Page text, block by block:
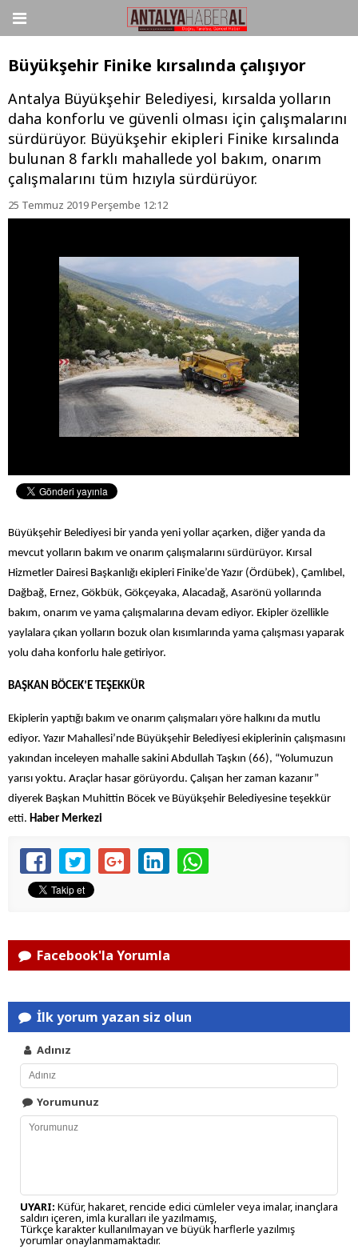
Büyükşehir Finike kırsalında çalışıyor
Antalya Büyükşehir Belediyesi, kırsalda yolların
daha konforlu ve güvenli olması için çalışmalarını
sürdürüyor. Büyükşehir ekipleri Finike kırsalında
bulunan 8 farklı mahallede yol bakım, onarım
çalışmalarını tüm hızıyla sürdürüyor.
25 Temmuz 2019 Perşembe 12:12
Büyükşehir Belediyesi bir yanda yeni yollar açarken, diğer yanda da
mevcut yolların bakım ve onarım çalışmalarını sürdürüyor. Kırsal
Hizmetler Dairesi Başkanlığı ekipleri Finike’de Yazır (Ördübek), Çamlıbel,
Dağbağ, Ernez, Gökbük, Gökçeyaka, Alacadağ, Asarönü yollarında
bakım, onarım ve yama çalışmalarına devam ediyor. Ekipler özellikle
yaylalara çıkan yolların bozuk olan kısımlarında yama çalışması yaparak
yolu daha konforlu hale getiriyor.
BAŞKAN BÖCEK’E TEŞEKKÜR
Ekiplerin yaptığı bakım ve onarım çalışmaları yöre halkını da mutlu
ediyor. Yazır Mahallesi’nde Büyükşehir Belediyesi ekiplerinin çalışmasını
yakından inceleyen mahalle sakini Abdullah Taşkın (66), “Yolumuzun
yarısı yoktu. Araçlar hasar görüyordu. Çalışan her zaman kazanır”
diyerek Başkan Muhittin Böcek ve Büyükşehir Belediyesine teşekkür
etti. Haber Merkezi
Facebook'la Yorumla
İlk yorum yazan siz olun
Adınız
Yorumunuz
UYARI: Küfür, hakaret, rencide edici cümleler veya imalar, inançlara
saldırı içeren, imla kuralları ile yazılmamış,
Türkçe karakter kullanılmayan ve büyük harflerle yazılmış
yorumlar onaylanmamaktadır.